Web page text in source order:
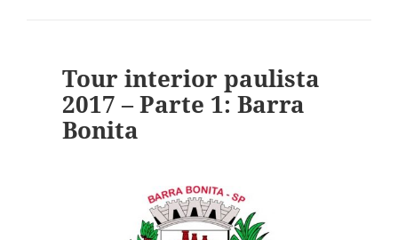
Tour interior paulista
2017 – Parte 1: Barra
Bonita